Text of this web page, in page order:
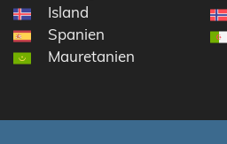
Island
Spanien
Mauretanien